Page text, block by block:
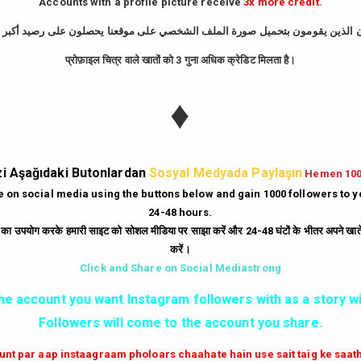
GIRIŞ YAP
çalışır. Bir gönderi paylaşıldıktan sonraki ilk dakikalarda ne kadar
şu avantajları elde edersiniz:
tarafından Keşfet sayfasına taşınır. Bu da binlerce yeni ve organik
üzerinde "popüler ve güvenilir" imajı yaratır. İnsanlar, beğenisi yüksek
müşterilere markanın aktif ve tercih edilen bir marka olduğunu
araçlarla tamamen çözülmüştür. Kaliteli bir Instagram beğeni hilesi
atmadan etkileşim sayılarınızı artırabilirsiniz. Şifresiz işlem,
aktif edin.
प्रोफ़ाइल चित्र वाले खातों को 3 गुना अधिक क्रेडिट मिलता है।
♦
Aşağıdaki Butonlardan Sosyal Medyada Paylaşın Hemen
on social media using the buttons below and gain 1000 followers to
24-48 hours.
का उपयोग करके हमारी साइट को सोशल मीडिया पर साझा करें और 24-48 घंटों के भीतर अपने
करें।
Click and Share on Social Mediastrong
account you want Instagram followers with as a story
Followers will come to the account you share.
par aap instaagraam pholoars chaahate hain use sait taig ke